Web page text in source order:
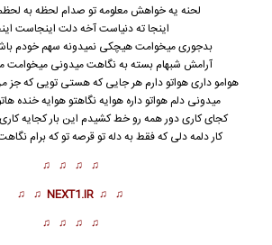
لحنه یه خواهش معلومه تو صدام لحظه به
اینجا تهدنیاست آخه دلت اینجاست
بدجوری میخوامت هیچکی نمیدونه سهم خودم
آرامش شبهام بسته به نگاهت میدونی میخوامت
هوامو داری هواتو دارم هر جایی که هستی تویی که
میدونی دلم هواتو داره هوایه نگاهتو هوایه خنده
کجای کاری دور همه رو خط کشیدم این بار کجایه
کار دلمه دلی که فقط به دله تو قرصه تو که برام
♫ ♫ ♫ ♫
♫ ♫
NEXT1.IR
♫ ♫
♫ ♫ ♫ ♫